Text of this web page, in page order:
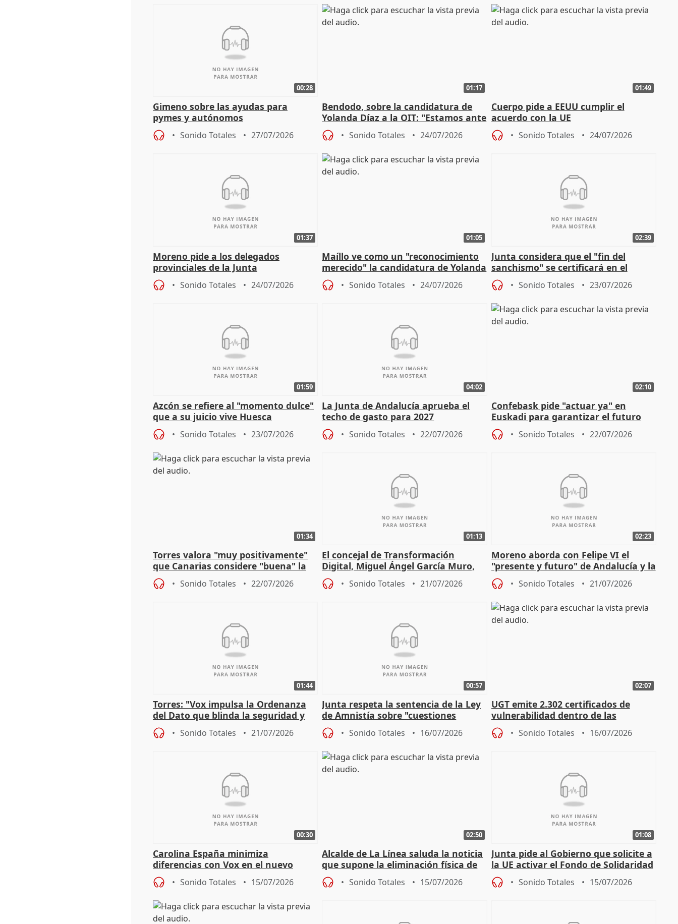
00:28
Gimeno sobre las ayudas para
pymes y autónomos
Sonido Totales 27/07/2026
01:17
Bendodo, sobre la candidatura de
Yolanda Díaz a la OIT: "Estamos ante
un plan de evacuación"
Sonido Totales 24/07/2026
01:49
Cuerpo pide a EEUU cumplir el
acuerdo con la UE
Sonido Totales 24/07/2026
01:37
Moreno pide a los delegados
provinciales de la Junta
"determinación para afrontar los
retos", diálog
Sonido Totales 24/07/2026
01:05
Maíllo ve como un "reconocimiento
merecido" la candidatura de Yolanda
Díaz a la OIT
Sonido Totales 24/07/2026
02:39
Junta considera que el "fin del
sanchismo" se certificará en el
Congreso con la "caída" del techo de
Sonido Totales 23/07/2026
01:59
Azcón se refiere al "momento dulce"
que a su juicio vive Huesca
Sonido Totales 23/07/2026
04:02
La Junta de Andalucía aprueba el
techo de gasto para 2027
Sonido Totales 22/07/2026
02:10
Confebask pide "actuar ya" en
Euskadi para garantizar el futuro
con un pacto de país
Sonido Totales 22/07/2026
01:34
Torres valora "muy positivamente"
que Canarias considere "buena" la
propuesta del CPFF
Sonido Totales 22/07/2026
01:13
El concejal de Transformación
Digital, Miguel Ángel García Muro,
sobre la Ordenanza del Dato
Sonido Totales 21/07/2026
02:23
Moreno aborda con Felipe VI el
"presente y futuro" de Andalucía y la
preocupación por los incendios
Sonido Totales 21/07/2026
01:44
Torres: "Vox impulsa la Ordenanza
del Dato que blinda la seguridad y
los derechos ante al control"
Sonido Totales 21/07/2026
00:57
Junta respeta la sentencia de la Ley
de Amnistía sobre "cuestiones
técnicas" que "no avalan la const
Sonido Totales 16/07/2026
02:07
UGT emite 2.302 certificados de
vulnerabilidad dentro de las
solicitudes de regulación C-LM
Sonido Totales 16/07/2026
00:30
Carolina España minimiza
diferencias con Vox en el nuevo
Gobierno: "Lo importante es que sea
una legSonido Totales 15/07/2026
02:50
Alcalde de La Línea saluda la noticia
que supone la eliminación física de
la Verja de Gibraltar
Sonido Totales 15/07/2026
01:08
Junta pide al Gobierno que solicite a
la UE activar el Fondo de Solidaridad
para afrontar daños del
Sonido Totales 15/07/2026